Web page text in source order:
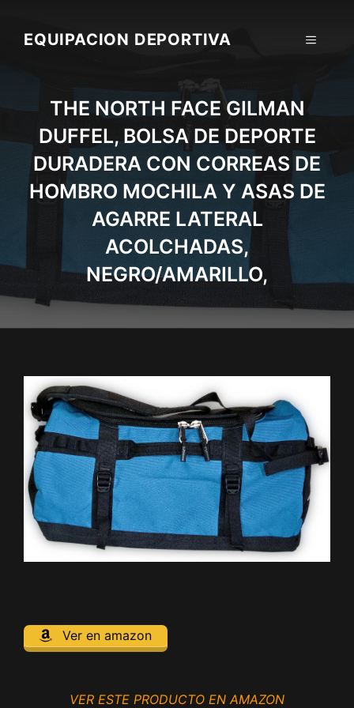
contentEQUIPACION DEPORTIVA MENU
THE NORTH FACE GILMAN
DUFFEL, BOLSA DE DEPORTE
DURADERA CON CORREAS DE
HOMBRO MOCHILA Y ASAS DE
AGARRE LATERAL
ACOLCHADAS,
NEGRO/AMARILLO,
Ver en amazon
VER ESTE PRODUCTO EN AMAZON